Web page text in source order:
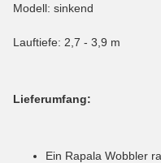
Modell: sinkend
Lauftiefe: 2,7 - 3,9 m
Lieferumfang:
Ein Rapala Wobbler